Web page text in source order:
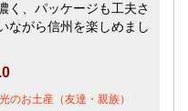
く、パッケージも工夫さ
ながら信州を楽しめまし
のお土産（友達・親族）